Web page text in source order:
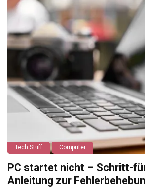
Tech Stuff Computer
PC startet nicht – Schritt-
Anleitung zur